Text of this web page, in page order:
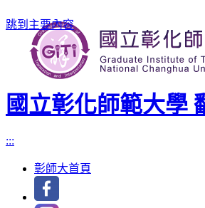
跳到主要內容
國立彰化師範大學
:::
彰師大首頁